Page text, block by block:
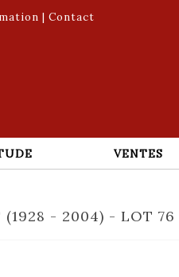
| Contact
VENTES
(1928 - 2004) - LOT 76